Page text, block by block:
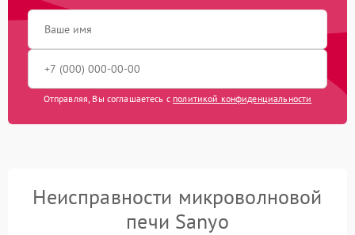
Отправляя, Вы соглашаетесь с политикой конфиденциальности
Неисправности микроволновой
печи Sanyo